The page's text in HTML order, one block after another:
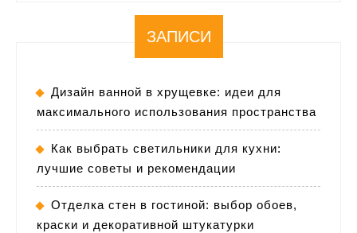
ЗАПИСИ
Дизайн ванной в хрущевке: идеи для
максимального использования пространства
Как выбрать светильники для кухни:
лучшие советы и рекомендации
Отделка стен в гостиной: выбор обоев,
краски и декоративной штукатурки